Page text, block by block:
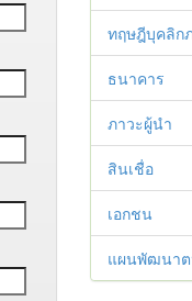
ทฤษฎีบุคลิก
ธนาคาร
ภาวะผู้นำ
สินเชื่อ
เอกชน
แผนพัฒนาต